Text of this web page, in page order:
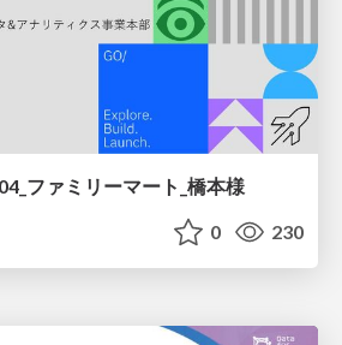
ファミリーマート_橋本様
0 230